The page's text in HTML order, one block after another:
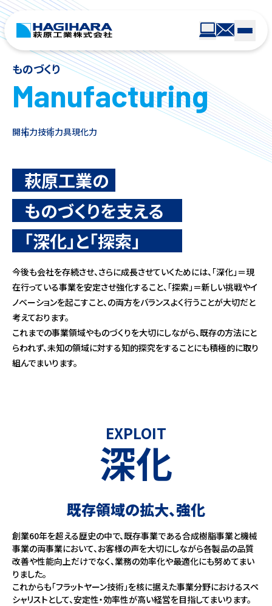
ものづくり
Manufacturing
開拓力技術力具現化力
萩原工業の
ものづくりを支える
「深化」と「探索」
今後も会社を存続させ、さらに成長させていくためには、「深化」＝現
在行っている事業を安定させ強化すること、「探索」＝新しい挑戦やイ
ノベーションを起こすこと、の両方をバランスよく行うことが大切だと
考えております。
これまでの事業領域やものづくりを大切にしながら、既存の方法にと
らわれず、未知の領域に対する知的探究をすることにも積極的に取り
組んでまいります。
EXPLOIT
深化
既存領域の拡大、強化
創業60年を超える歴史の中で、既存事業である合成樹脂事業と機械
事業の両事業において、お客様の声を大切にしながら各製品の品質
改善や性能向上だけでなく、業務の効率化や最適化にも努めてまい
りました。
これからも「フラットヤーン技術」を核に据えた事業分野におけるスペ
シャリストとして、安定性・効率性が高い経営を目指してまいります。